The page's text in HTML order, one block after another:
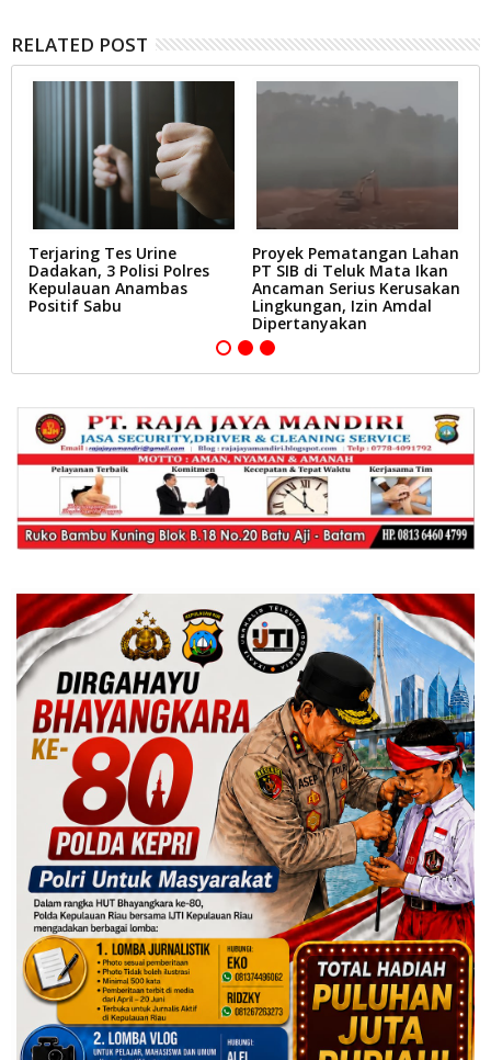
RELATED POST
Terjaring Tes Urine
Dadakan, 3 Polisi Polres
Kepulauan Anambas
Positif Sabu
Proyek Pematangan Lahan
PT SIB di Teluk Mata Ikan
Ancaman Serius Kerusakan
Lingkungan, Izin Amdal
Dipertanyakan